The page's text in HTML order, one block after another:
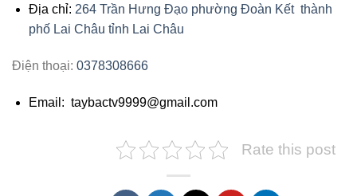
Địa chỉ: 264 Trần Hưng Đạo phường Đoàn Kết thành
phố Lai Châu tỉnh Lai Châu
Điện thoại: 0378308666
Email: taybactv9999@gmail.com
Rate this post